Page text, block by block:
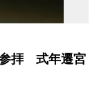
参拝 式年遷宮